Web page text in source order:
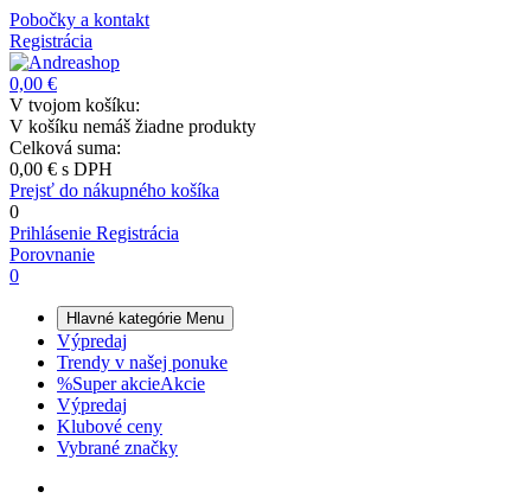
Pobočky a kontakt
Registrácia
0,00 €
V tvojom košíku:
V košíku nemáš žiadne produkty
Celková suma:
0,00 € s DPH
Prejsť do nákupného košíka
0
Prihlásenie Registrácia
Porovnanie
0
Hlavné kategórie Menu
Výpredaj
Trendy v našej ponuke
%Super akcieAkcie
Výpredaj
Klubové ceny
Vybrané značky